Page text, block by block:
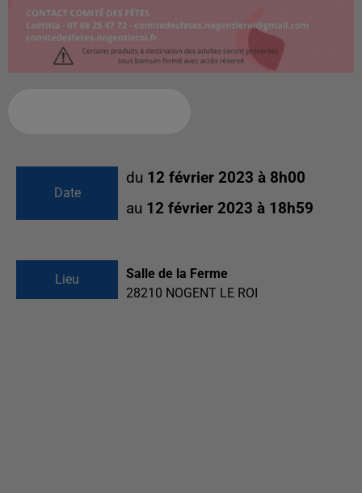
Date
du 12 février 2023 à 8h00
au 12 février 2023 à 18h59
Lieu
Salle de la Ferme
28210 NOGENT LE ROI